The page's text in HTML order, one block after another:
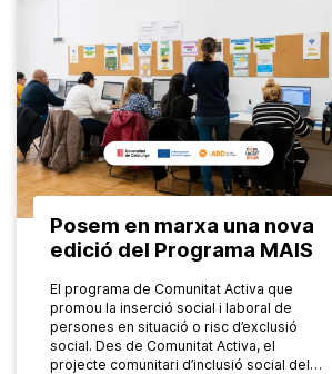
Posem en marxa una nova
edició del Programa MAIS
El programa de Comunitat Activa que
promou la inserció social i laboral de
persones en situació o risc d’exclusió
social. Des de Comunitat Activa, el
projecte comunitari d’inclusió social del…